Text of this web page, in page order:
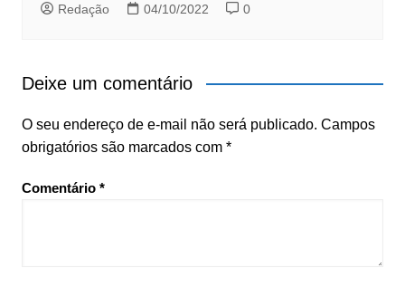
Redação 04/10/2022 0
Deixe um comentário
O seu endereço de e-mail não será publicado. Campos
obrigatórios são marcados com *
Comentário *